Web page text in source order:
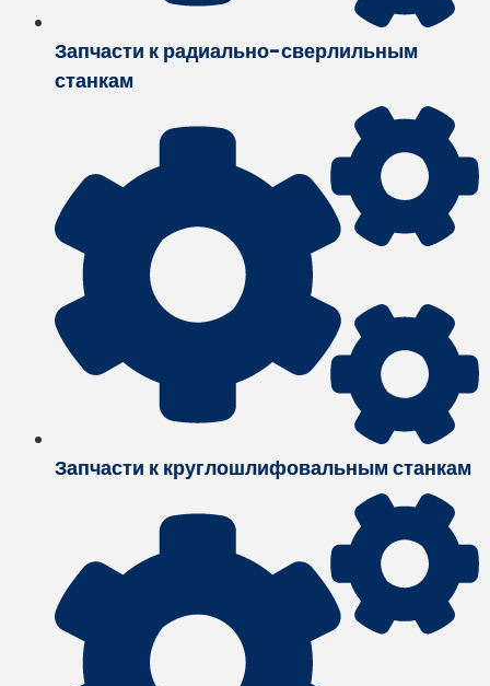
Запчасти к радиально-сверлильным
станкам
Запчасти к круглошлифовальным станкам